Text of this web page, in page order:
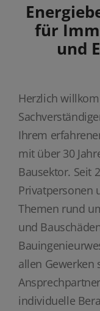
für
und
Herzlich
Ihrem
mit über 30
Bausektor. Seit
Privatpersonen
Themen rund
und
allen Gewerken
individuelle